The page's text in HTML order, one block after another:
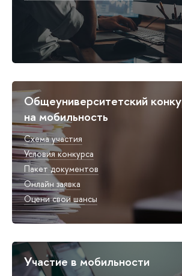
Общеуниверситетский
на мобильность
Схема участия
Условия конкурса
Пакет документов
Онлайн заявка
Оцени свои шансы
Участие в мобильности